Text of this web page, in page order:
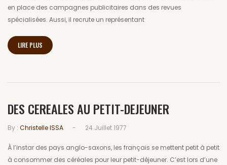
en place des campagnes publicitaires dans des revues
spécialisées. Aussi, il recrute un représentant
LIRE PLUS
DES CEREALES AU PETIT-DEJEUNER
By : Christelle ISSA - 24 Juillet 1977
À l’instar des pays anglo-saxons, les français se mettent petit à petit
à consommer des céréales pour leur petit-déjeuner. C’est lors d’une